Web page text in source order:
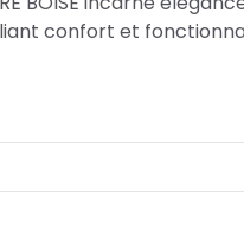
confort et
: un emplacement
sa proximité avec les